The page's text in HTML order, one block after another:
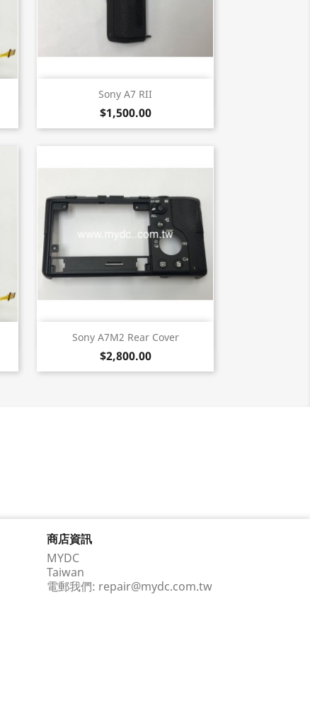
Sony A7 RII
$1,500.00
快速查看
Sony A7M2 Rear Cover
$2,800.00
快速查看
商店資訊
MYDC
Taiwan
電郵我們: repair@mydc.com.tw